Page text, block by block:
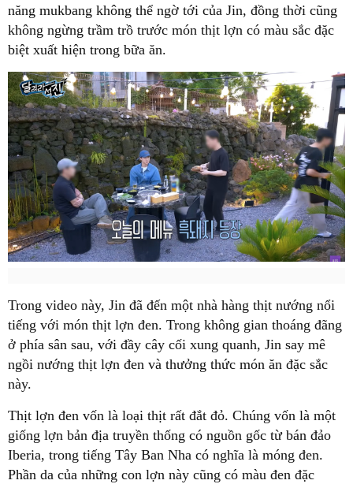
năng mukbang không thể ngờ tới của Jin, đồng thời cũng
không ngừng trầm trồ trước món thịt lợn có màu sắc đặc
biệt xuất hiện trong bữa ăn.
Trong video này, Jin đã đến một nhà hàng thịt nướng nổi
tiếng với món thịt lợn đen. Trong không gian thoáng đãng
ở phía sân sau, với đầy cây cối xung quanh, Jin say mê
ngồi nướng thịt lợn đen và thưởng thức món ăn đặc sắc
này.
Thịt lợn đen vốn là loại thịt rất đắt đỏ. Chúng vốn là một
giống lợn bản địa truyền thống có nguồn gốc từ bán đảo
Iberia, trong tiếng Tây Ban Nha có nghĩa là móng đen.
Phần da của những con lợn này cũng có màu đen đặc